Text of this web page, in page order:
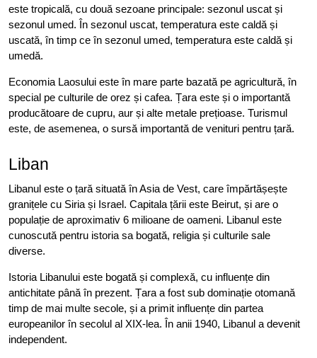
este tropicală, cu două sezoane principale: sezonul uscat și
sezonul umed. În sezonul uscat, temperatura este caldă și
uscată, în timp ce în sezonul umed, temperatura este caldă și
umedă.
Economia Laosului este în mare parte bazată pe agricultură, în
special pe culturile de orez și cafea. Țara este și o importantă
producătoare de cupru, aur și alte metale prețioase. Turismul
este, de asemenea, o sursă importantă de venituri pentru țară.
Liban
Libanul este o țară situată în Asia de Vest, care împărtășește
granițele cu Siria și Israel. Capitala țării este Beirut, și are o
populație de aproximativ 6 milioane de oameni. Libanul este
cunoscută pentru istoria sa bogată, religia și culturile sale
diverse.
Istoria Libanului este bogată și complexă, cu influențe din
antichitate până în prezent. Țara a fost sub dominație otomană
timp de mai multe secole, și a primit influențe din partea
europeanilor în secolul al XIX-lea. În anii 1940, Libanul a devenit
independent.